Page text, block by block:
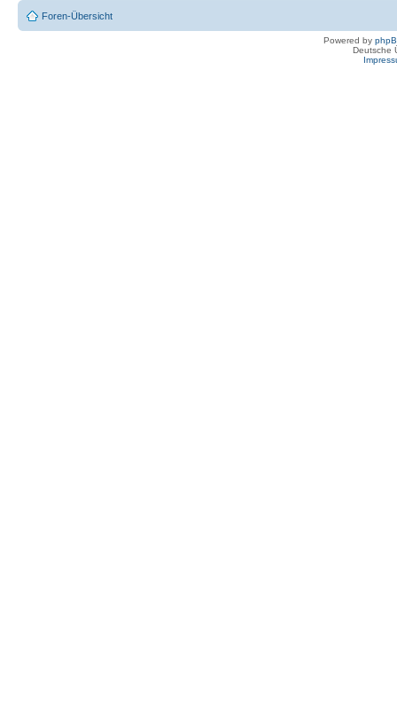
Foren-Übersicht
Powered by
Deutsche